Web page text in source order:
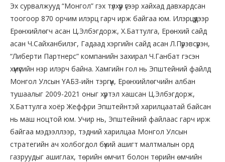
Эх сурвалжууд “Монгол” гэх түлхүүр үгээр хайхад давхардсан
тоогоор 870 орчим илэрц гарч ирж байгаа юм. Илэрцүүдээр
Ерөнхийлөгч асан Ц.Элбэгдорж, Х.Баттулга, Ерөнхий сайд
асан Ч.Сайханбилэг, Гадаад хэргийн сайд асан Л.Пүрэвсүрэн,
“Либерти Партнерс” компанийн захирал Ч.Ганбат гэсэн
хүмүүсийн нэр илэрч байна. Хамгийн гол нь Эпштейний файлд
Монгол Улсын ҮАБЗ-ийн тэргүүн, Ерөнхийлөгчийн албан
тушаалыг 2009-2021 оныг хүртэл хашсан Ц.Элбэгдорж,
Х.Баттулга хоёр Жеффри Эпштейнтэй харилцаатай байсан
нь маш ноцтой юм. Учир нь, Эпштейний файлаас гарч ирж
байгаа мэдээллээр, тэдний харилцаа Монгол Улсын
стратегийн ач холбогдол бүхий ашигт малтмалын орд
газруудыг ашиглах, төрийн өмчит болон төрийн өмчийн